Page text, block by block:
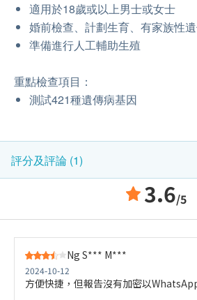
適用於18歲或以上男士或女士
婚前檢查、計劃生育、有家族性
準備進行人工輔助生殖
重點檢查項目：
測試421種遺傳病基因
評分及評論 (1)
3.6/5
Ng S*** M***
2024-10-12
方便快捷，但報告沒有加密以